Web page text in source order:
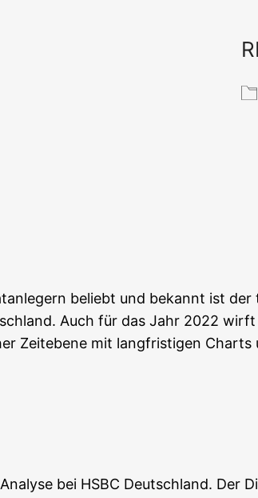
beliebt und bekannt ist
Auch für das Jahr 2022
Zeit­ebe­ne mit lang­fris­ti­gen Charts
bei HSBC Deutsch­land. Der